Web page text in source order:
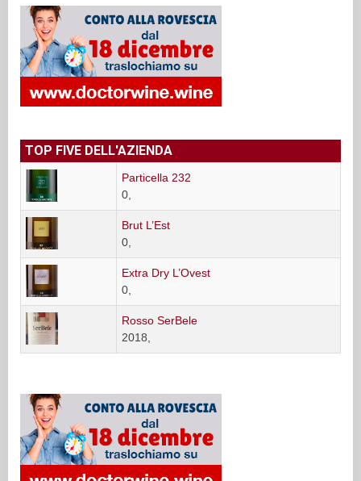
TOP FIVE DELL'AZIENDA
Particella 232
0,
Brut L’Est
0,
Extra Dry L’Ovest
0,
Rosso SerBele
2018,